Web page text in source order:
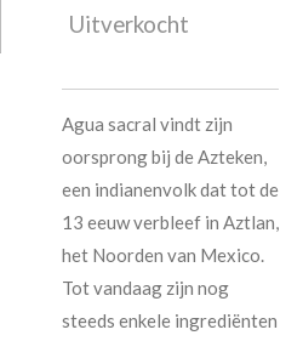
Uitverkocht
Agua sacral vindt zijn
oorsprong bij de Azteken,
een indianenvolk dat tot de
13 eeuw verbleef in Aztlan,
het Noorden van Mexico.
Tot vandaag zijn nog
steeds enkele ingrediënten